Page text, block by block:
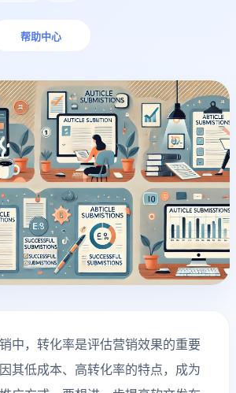
帮助中心
，转化率是评估营销效果的重要
其低成本、高转化率的特点，成为